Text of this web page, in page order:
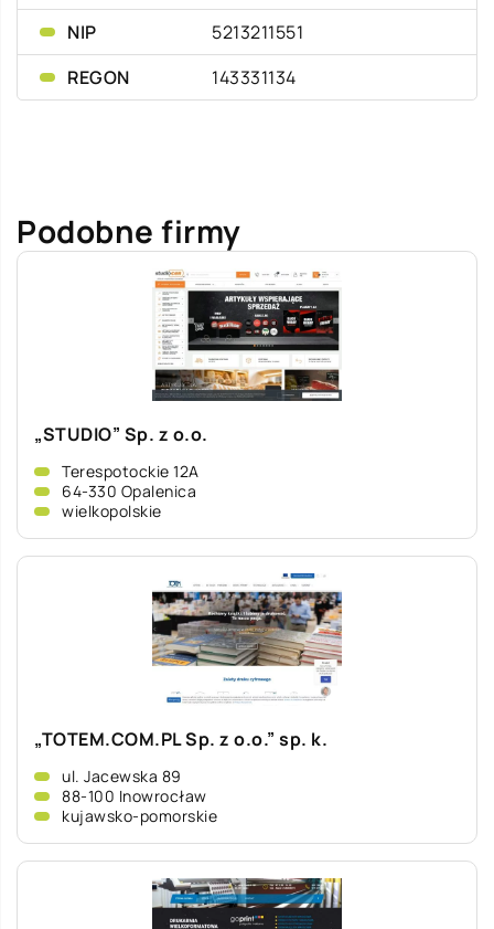
NIP
5213211551
REGON
143331134
Podobne firmy
„STUDIO” Sp. z o.o.
Terespotockie 12A
64-330 Opalenica
wielkopolskie
„TOTEM.COM.PL Sp. z o.o.” sp. k.
ul. Jacewska 89
88-100 Inowrocław
kujawsko-pomorskie